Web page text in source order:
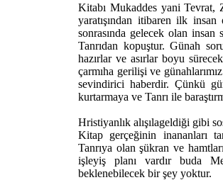
Kitabı Mukaddes yani Tevrat,
yaratışından itibaren ilk
sonrasında gelecek olan insan
Tanrıdan kopuştur. Günah
hazırlar ve asırlar boyu
çarmıha gerilişi ve
sevindirici haberdir. Çünkü
kurtarmaya ve Tanrı ile
Hristiyanlık alışılageldiği gibi
Kitap gerçeğinin inananları
Tanrıya olan şükran ve
işleyiş planı vardır buda
beklenebilecek bir şey yoktur.